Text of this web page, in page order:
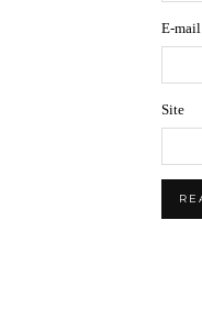
E-mail
Site